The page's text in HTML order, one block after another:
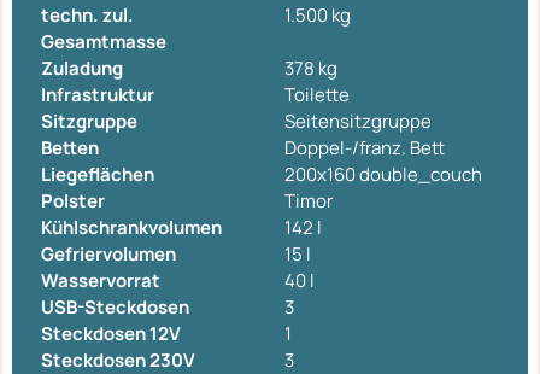
techn. zul.
Gesamtmasse
1.500 kg
Zuladung
378 kg
Infrastruktur
Toilette
Sitzgruppe
Seitensitzgruppe
Betten
Doppel-/franz. Bett
Liegeflächen
200x160 double_couch
Polster
Timor
Kühlschrankvolumen
142 l
Gefriervolumen
15 l
Wasservorrat
40 l
USB-Steckdosen
3
Steckdosen 12V
1
Steckdosen 230V
3